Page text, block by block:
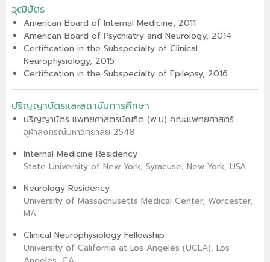
วุฒิบัตร
American Board of Internal Medicine, 2011
American Board of Psychiatry and Neurology, 2014
Certification in the Subspecialty of Clinical
Neurophysiology, 2015
Certification in the Subspecialty of Epilepsy, 2016
ปริญญาบัตรและสถาบันการศึกษา
ปริญญาบัตร แพทยศาสตรบัณฑิต (พ.บ) คณะแพทยศาสตร์
จุฬาลงกรณ์มหาวิทยาลัย 2548
Internal Medicine Residency
State University of New York, Syracuse, New York, USA
Neurology Residency
University of Massachusetts Medical Center, Worcester,
MA
Clinical Neurophysiology Fellowship
University of California at Los Angeles (UCLA), Los